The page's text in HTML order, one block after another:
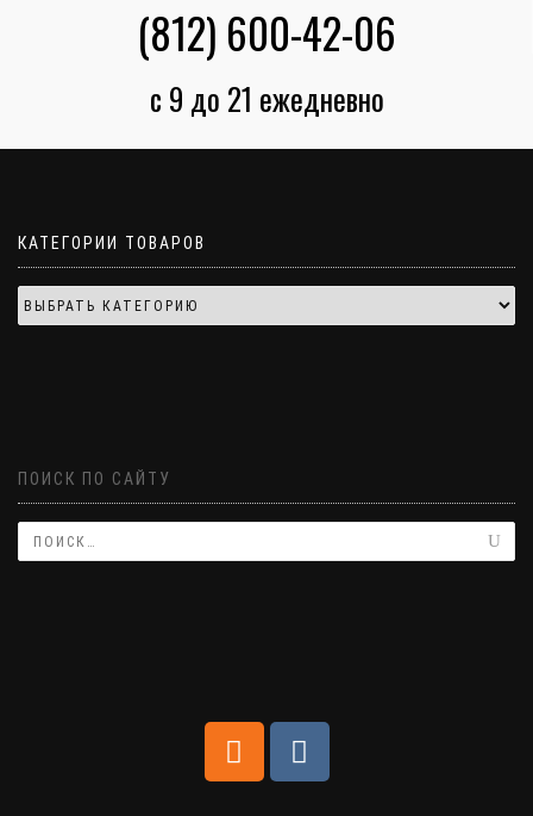
(812) 600-42-06
с 9 до 21 ежедневно
КАТЕГОРИИ ТОВАРОВ
ПОИСК ПО САЙТУ